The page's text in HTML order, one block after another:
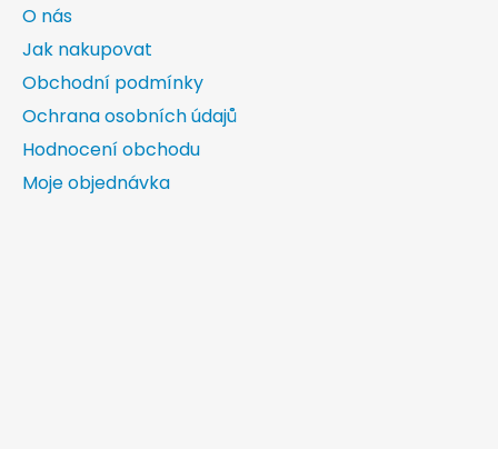
O nás
Jak nakupovat
Obchodní podmínky
Ochrana osobních údajů
Hodnocení obchodu
Moje objednávka